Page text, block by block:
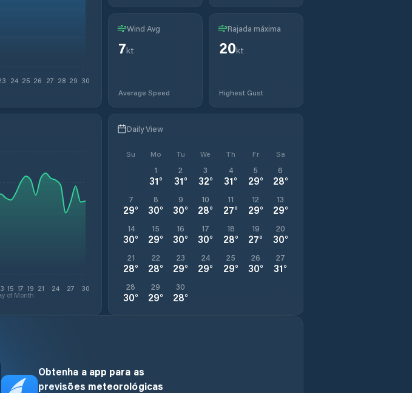
24 25 26 27 28 29 30
Wind Avg
7kt
Average Speed
Rajada máxima
20kt
Highest Gust
15 17 19 21 24 27 30
of Month
Daily View
Su Mo Tu We Th Fr Sa
1
31°
2
31°
3
32°
4
31°
5
29°
6
28°
7
29°
8
30°
9
30°
10
28°
11
27°
12
29°
13
29°
14
30°
15
29°
16
30°
17
30°
18
28°
19
27°
20
30°
21
28°
22
28°
23
29°
24
29°
25
29°
26
30°
27
31°
28
30°
29
29°
30
28°
Obtenha a app para as
previsões meteorológicas